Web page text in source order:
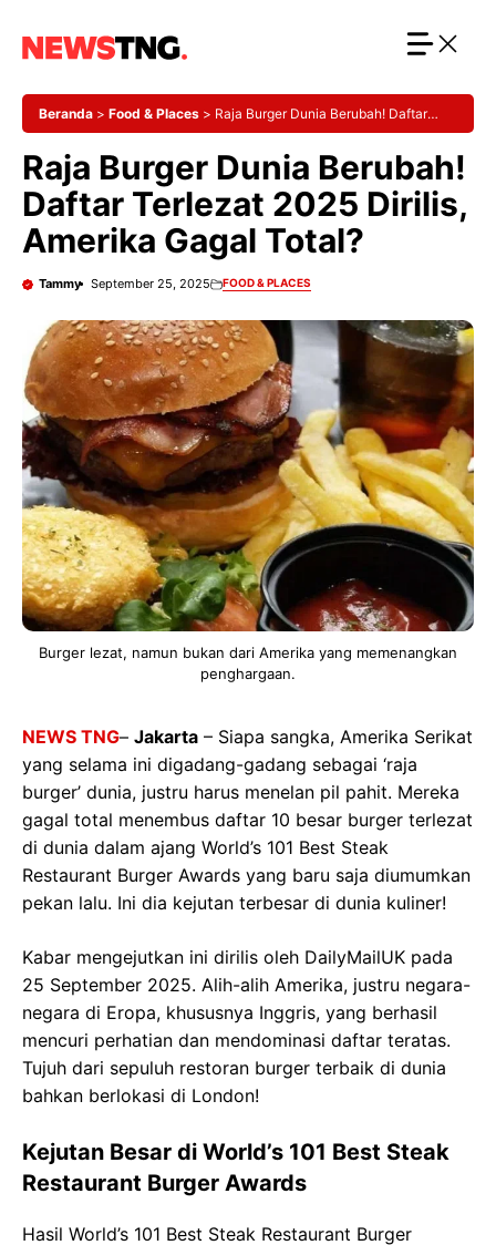
Beranda > Food & Places > Raja Burger Dunia Berubah! Daftar
Raja Burger Dunia Berubah!
Daftar Terlezat 2025 Dirilis,
Amerika Gagal Total?
Tammy September 25, 2025 FOOD & PLACES
Burger lezat, namun bukan dari Amerika yang memenangkan
penghargaan.
NEWS TNG– Jakarta – Siapa sangka, Amerika Serikat
yang selama ini digadang-gadang sebagai ‘raja
burger’ dunia, justru harus menelan pil pahit. Mereka
gagal total menembus daftar 10 besar burger terlezat
di dunia dalam ajang World’s 101 Best Steak
Restaurant Burger Awards yang baru saja diumumkan
pekan lalu. Ini dia kejutan terbesar di dunia kuliner!
Kabar mengejutkan ini dirilis oleh DailyMailUK pada
25 September 2025. Alih-alih Amerika, justru negara-
negara di Eropa, khususnya Inggris, yang berhasil
mencuri perhatian dan mendominasi daftar teratas.
Tujuh dari sepuluh restoran burger terbaik di dunia
bahkan berlokasi di London!
Kejutan Besar di World’s 101 Best Steak
Restaurant Burger Awards
Hasil World’s 101 Best Steak Restaurant Burger